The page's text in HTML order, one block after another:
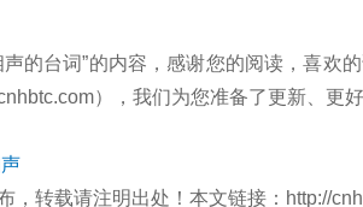
台词”的内容，感谢您的阅读，喜欢
），我们为您准备了更新、更
，转载请注明出处！本文链接：http://